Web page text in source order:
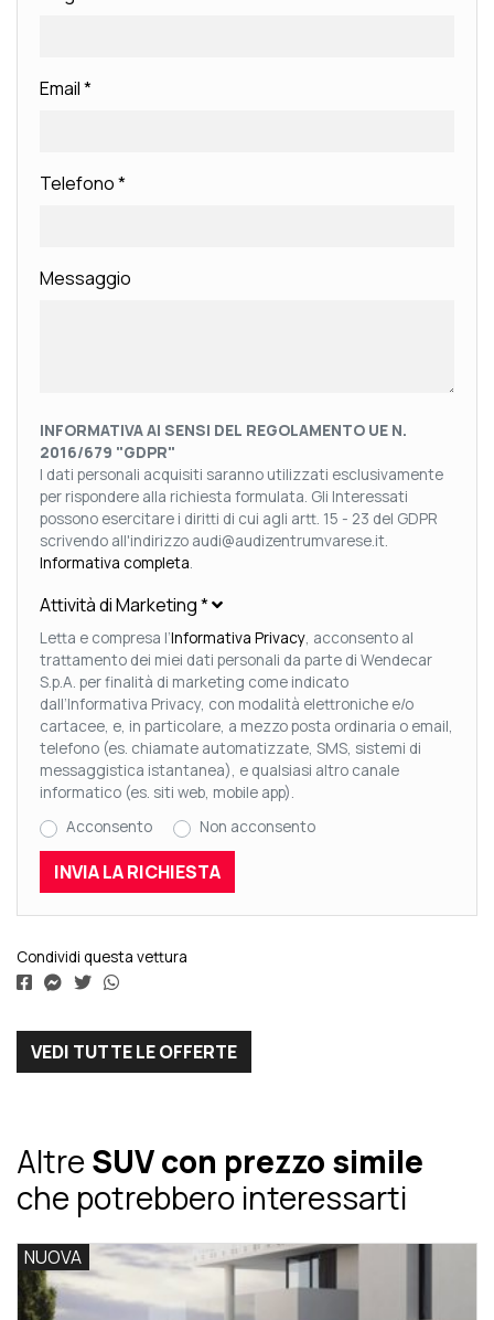
Email*
Telefono*
Messaggio
INFORMATIVA AI SENSI DEL REGOLAMENTO UE N.
2016/679 "GDPR"
I dati personali acquisiti saranno utilizzati esclusivamente
per rispondere alla richiesta formulata. Gli Interessati
possono esercitare i diritti di cui agli artt. 15 - 23 del GDPR
scrivendo all'indirizzo audi@audizentrumvarese.it.
Informativa completa.
Attività di Marketing*
Letta e compresa l’Informativa Privacy, acconsento al
trattamento dei miei dati personali da parte di Wendecar
S.p.A. per finalità di marketing come indicato
dall’Informativa Privacy, con modalità elettroniche e/o
cartacee, e, in particolare, a mezzo posta ordinaria o email,
telefono (es. chiamate automatizzate, SMS, sistemi di
messaggistica istantanea), e qualsiasi altro canale
informatico (es. siti web, mobile app).
Acconsento
Non acconsento
Condividi questa vettura
VEDI TUTTE LE OFFERTE
AltreSUV con prezzo simile
che potrebbero interessarti
NUOVA